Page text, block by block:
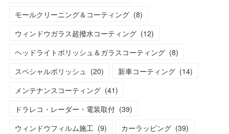
モールクリーニング＆コーティング (8)
ウィンドウガラス超撥水コーティング (12)
ヘッドライトポリッシュ＆ガラスコーティング (8)
スペシャルポリッシュ (20) 新車コーティング (14)
メンテナンスコーティング (41)
ドラレコ・レーダー・電装取付 (39)
ウィンドウフィルム施工 (9) カーラッピング (39)